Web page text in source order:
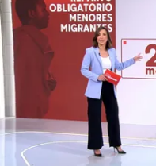
recibirán
Redacción digital
23 ABR 2024 - 15:50h.
El Gobierno de
de ley para repartir
migrantes no